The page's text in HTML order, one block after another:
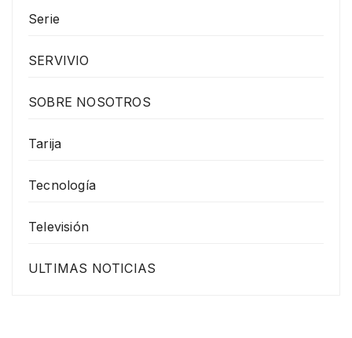
Serie
SERVIVIO
SOBRE NOSOTROS
Tarija
Tecnología
Televisión
ULTIMAS NOTICIAS